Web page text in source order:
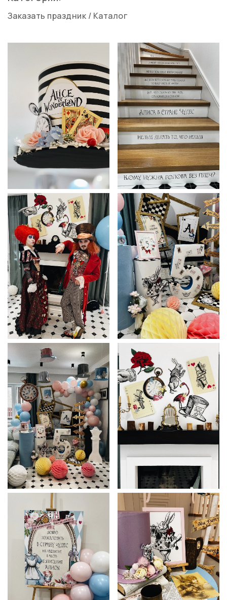
Заказать праздник / Каталог